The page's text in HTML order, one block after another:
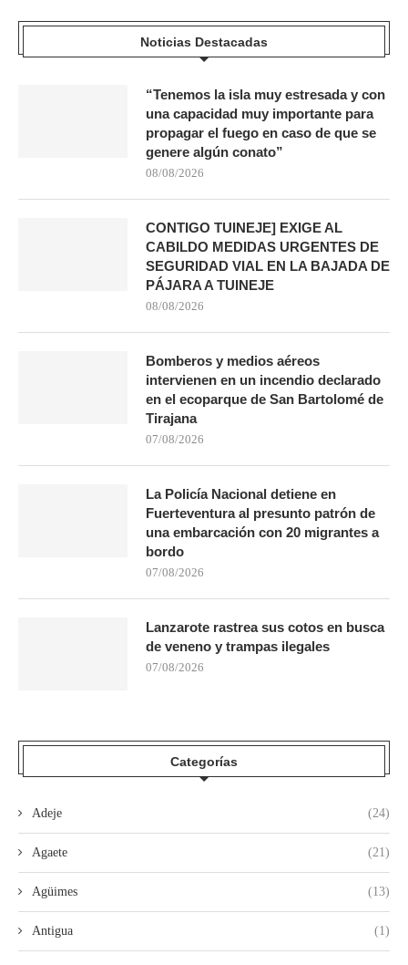
Noticias Destacadas
“Tenemos la isla muy estresada y con
una capacidad muy importante para
propagar el fuego en caso de que se
genere algún conato”
08/08/2026
CONTIGO TUINEJE] EXIGE AL
CABILDO MEDIDAS URGENTES DE
SEGURIDAD VIAL EN LA BAJADA DE
PÁJARA A TUINEJE
08/08/2026
Bomberos y medios aéreos
intervienen en un incendio declarado
en el ecoparque de San Bartolomé de
Tirajana
07/08/2026
La Policía Nacional detiene en
Fuerteventura al presunto patrón de
una embarcación con 20 migrantes a
bordo
07/08/2026
Lanzarote rastrea sus cotos en busca
de veneno y trampas ilegales
07/08/2026
Categorías
Adeje (24)
Agaete (21)
Agüimes (13)
Antigua (1)